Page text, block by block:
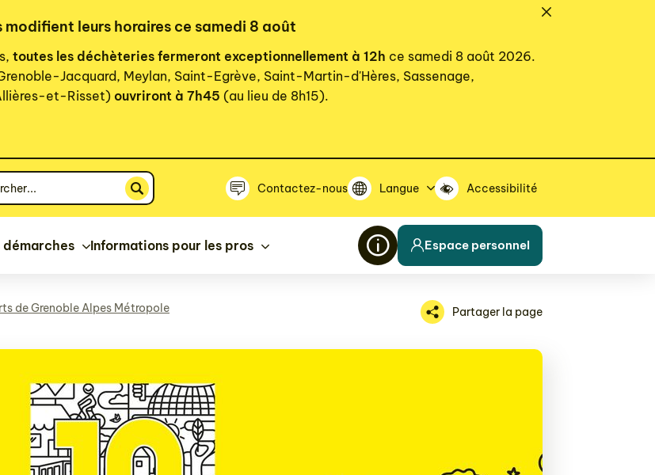
leurs horaires ce samedi 8 août
toutes les déchèteries fermeront exceptionnellement à 12h ce samedi 8 août 2026.
Jacquard, Meylan, Saint-Egrève, Saint-Martin-d'Hères, Sassenage,
et-Risset) ouvriront à 7h45 (au lieu de 8h15).
Contactez-nous Langue Accessibilité
démarches Informations pour les pros Espace personnel
de Grenoble Alpes Métropole Partager la page